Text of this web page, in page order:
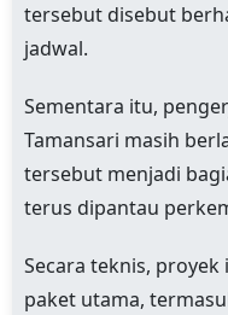
tersebut disebut
jadwal.
Sementara itu,
Tamansari masih
tersebut menjadi
terus dipantau
Secara teknis,
paket utama,